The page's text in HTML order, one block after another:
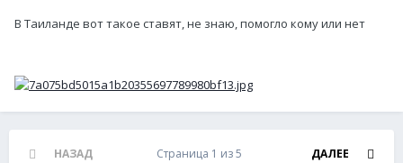
В Таиланде вот такое ставят, не знаю, помогло кому или нет
НАЗАД ДАЛЕЕ
Страница 1 из 5